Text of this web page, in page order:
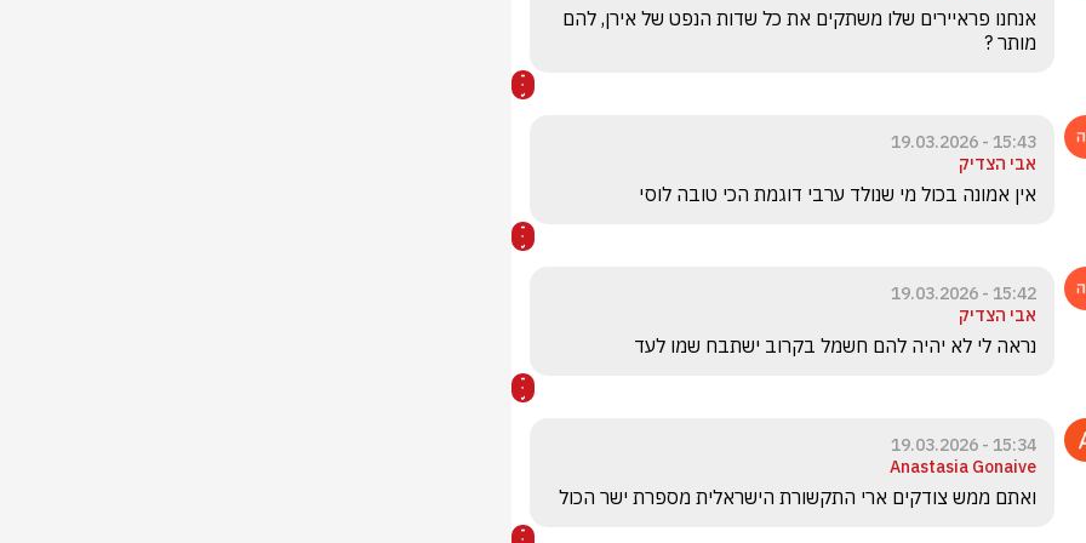
מותר ?
15:43 - 19.03.2026
אבי הצדיק
אין אמונה בכול מי שנולד ערבי דוגמת הכי טובה לוסי
15:42 - 19.03.2026
אבי הצדיק
נראה לי לא יהיה להם חשמל בקרוב ישתבח שמו לעד
15:34 - 19.03.2026
Anastasia Gonaive
ואתם ממש צודקים ארי התקשורת הישראלית מספרת ישר הכול